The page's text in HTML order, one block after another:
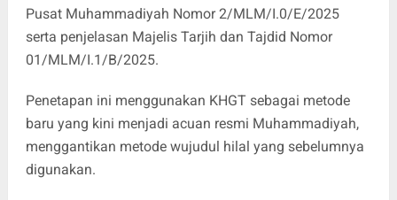
Pusat Muhammadiyah Nomor 2/MLM/I.0/E/2025
serta penjelasan Majelis Tarjih dan Tajdid Nomor
01/MLM/I.1/B/2025.
Penetapan ini menggunakan KHGT sebagai metode
baru yang kini menjadi acuan resmi Muhammadiyah,
menggantikan metode wujudul hilal yang sebelumnya
digunakan.